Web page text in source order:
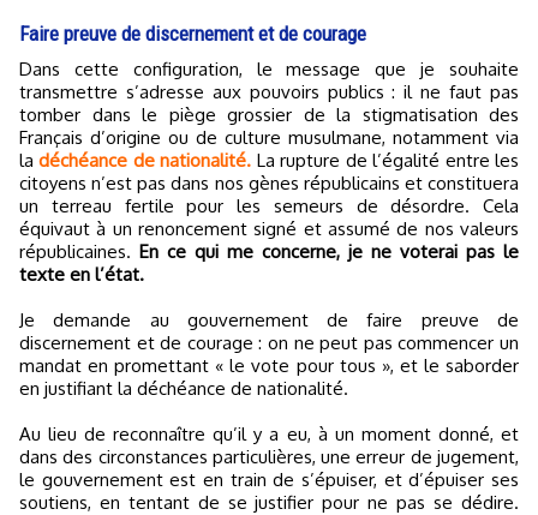
Faire preuve de discernement et de courage
Dans cette configuration, le message que je souhaite
transmettre s’adresse aux pouvoirs publics : il ne faut pas
tomber dans le piège grossier de la stigmatisation des
Français d’origine ou de culture musulmane, notamment via
ladéchéance de nationalité. La rupture de l’égalité entre les
citoyens n’est pas dans nos gènes républicains et constituera
un terreau fertile pour les semeurs de désordre. Cela
équivaut à un renoncement signé et assumé de nos valeurs
républicaines. En ce qui me concerne, je ne voterai pas le
texte en l’état.
Je demande au gouvernement de faire preuve de
discernement et de courage : on ne peut pas commencer un
mandat en promettant « le vote pour tous », et le saborder
en justifiant la déchéance de nationalité.
Au lieu de reconnaître qu’il y a eu, à un moment donné, et
dans des circonstances particulières, une erreur de jugement,
le gouvernement est en train de s’épuiser, et d’épuiser ses
soutiens, en tentant de se justifier pour ne pas se dédire.